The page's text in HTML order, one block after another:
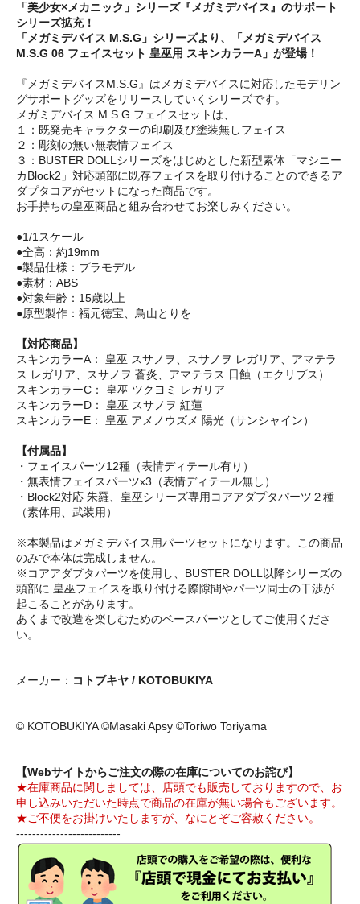
「美少女×メカニック」シリーズ『メガミデバイス』のサポート
シリーズ拡充！
「メガミデバイス M.S.G」シリーズより、「メガミデバイス
M.S.G 06 フェイスセット 皇巫用 スキンカラーA」が登場！
『メガミデバイスM.S.G』はメガミデバイスに対応したモデリン
グサポートグッズをリリースしていくシリーズです。
メガミデバイス M.S.G フェイスセットは、
１：既発売キャラクターの印刷及び塗装無しフェイス
２：彫刻の無い無表情フェイス
３：BUSTER DOLLシリーズをはじめとした新型素体「マシニー
カBlock2」対応頭部に既存フェイスを取り付けることのできるア
ダプタコアがセットになった商品です。
お手持ちの皇巫商品と組み合わせてお楽しみください。
●1/1スケール
●全高：約19mm
●製品仕様：プラモデル
●素材：ABS
●対象年齢：15歳以上
●原型製作：福元徳宝、鳥山とりを
【対応商品】
スキンカラーA： 皇巫 スサノヲ、スサノヲ レガリア、アマテラ
ス レガリア、スサノヲ 蒼炎、アマテラス 日蝕（エクリプス）
スキンカラーC： 皇巫 ツクヨミ レガリア
スキンカラーD： 皇巫 スサノヲ 紅蓮
スキンカラーE： 皇巫 アメノウズメ 陽光（サンシャイン）
【付属品】
・フェイスパーツ12種（表情ディテール有り）
・無表情フェイスパーツx3（表情ディテール無し）
・Block2対応 朱羅、皇巫シリーズ専用コアアダプタパーツ２種
（素体用、武装用）
※本製品はメガミデバイス用パーツセットになります。この商品
のみで本体は完成しません。
※コアアダプタパーツを使用し、BUSTER DOLL以降シリーズの
頭部に 皇巫フェイスを取り付ける際隙間やパーツ同士の干渉が
起こることがあります。
あくまで改造を楽しむためのベースパーツとしてご使用くださ
い。
メーカー： コトブキヤ / KOTOBUKIYA
© KOTOBUKIYA ©Masaki Apsy ©Toriwo Toriyama
【Webサイトからご注文の際の在庫についてのお詫び】
★在庫商品に関しましては、店頭でも販売しておりますので、お
申し込みいただいた時点で商品の在庫が無い場合もございます。
★ご不便をお掛けいたしますが、なにとぞご容赦ください。
--------------------------